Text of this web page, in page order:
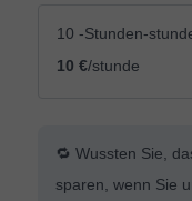
10 -Stunden-
10 €/stunde
🔁 Wussten Sie,
sparen, wenn Sie